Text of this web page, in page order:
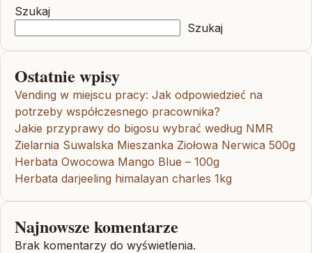
Szukaj
Szukaj
Ostatnie wpisy
Vending w miejscu pracy: Jak odpowiedzieć na
potrzeby współczesnego pracownika?
Jakie przyprawy do bigosu wybrać według NMR
Zielarnia Suwalska Mieszanka Ziołowa Nerwica 500g
Herbata Owocowa Mango Blue – 100g
Herbata darjeeling himalayan charles 1kg
Najnowsze komentarze
Brak komentarzy do wyświetlenia.